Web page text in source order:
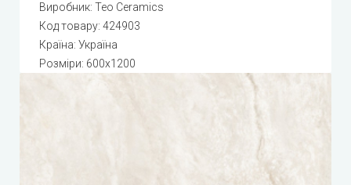
Виробник: Teo Ceramics
Код товару: 424903
Країна: Україна
Розміри: 600x1200